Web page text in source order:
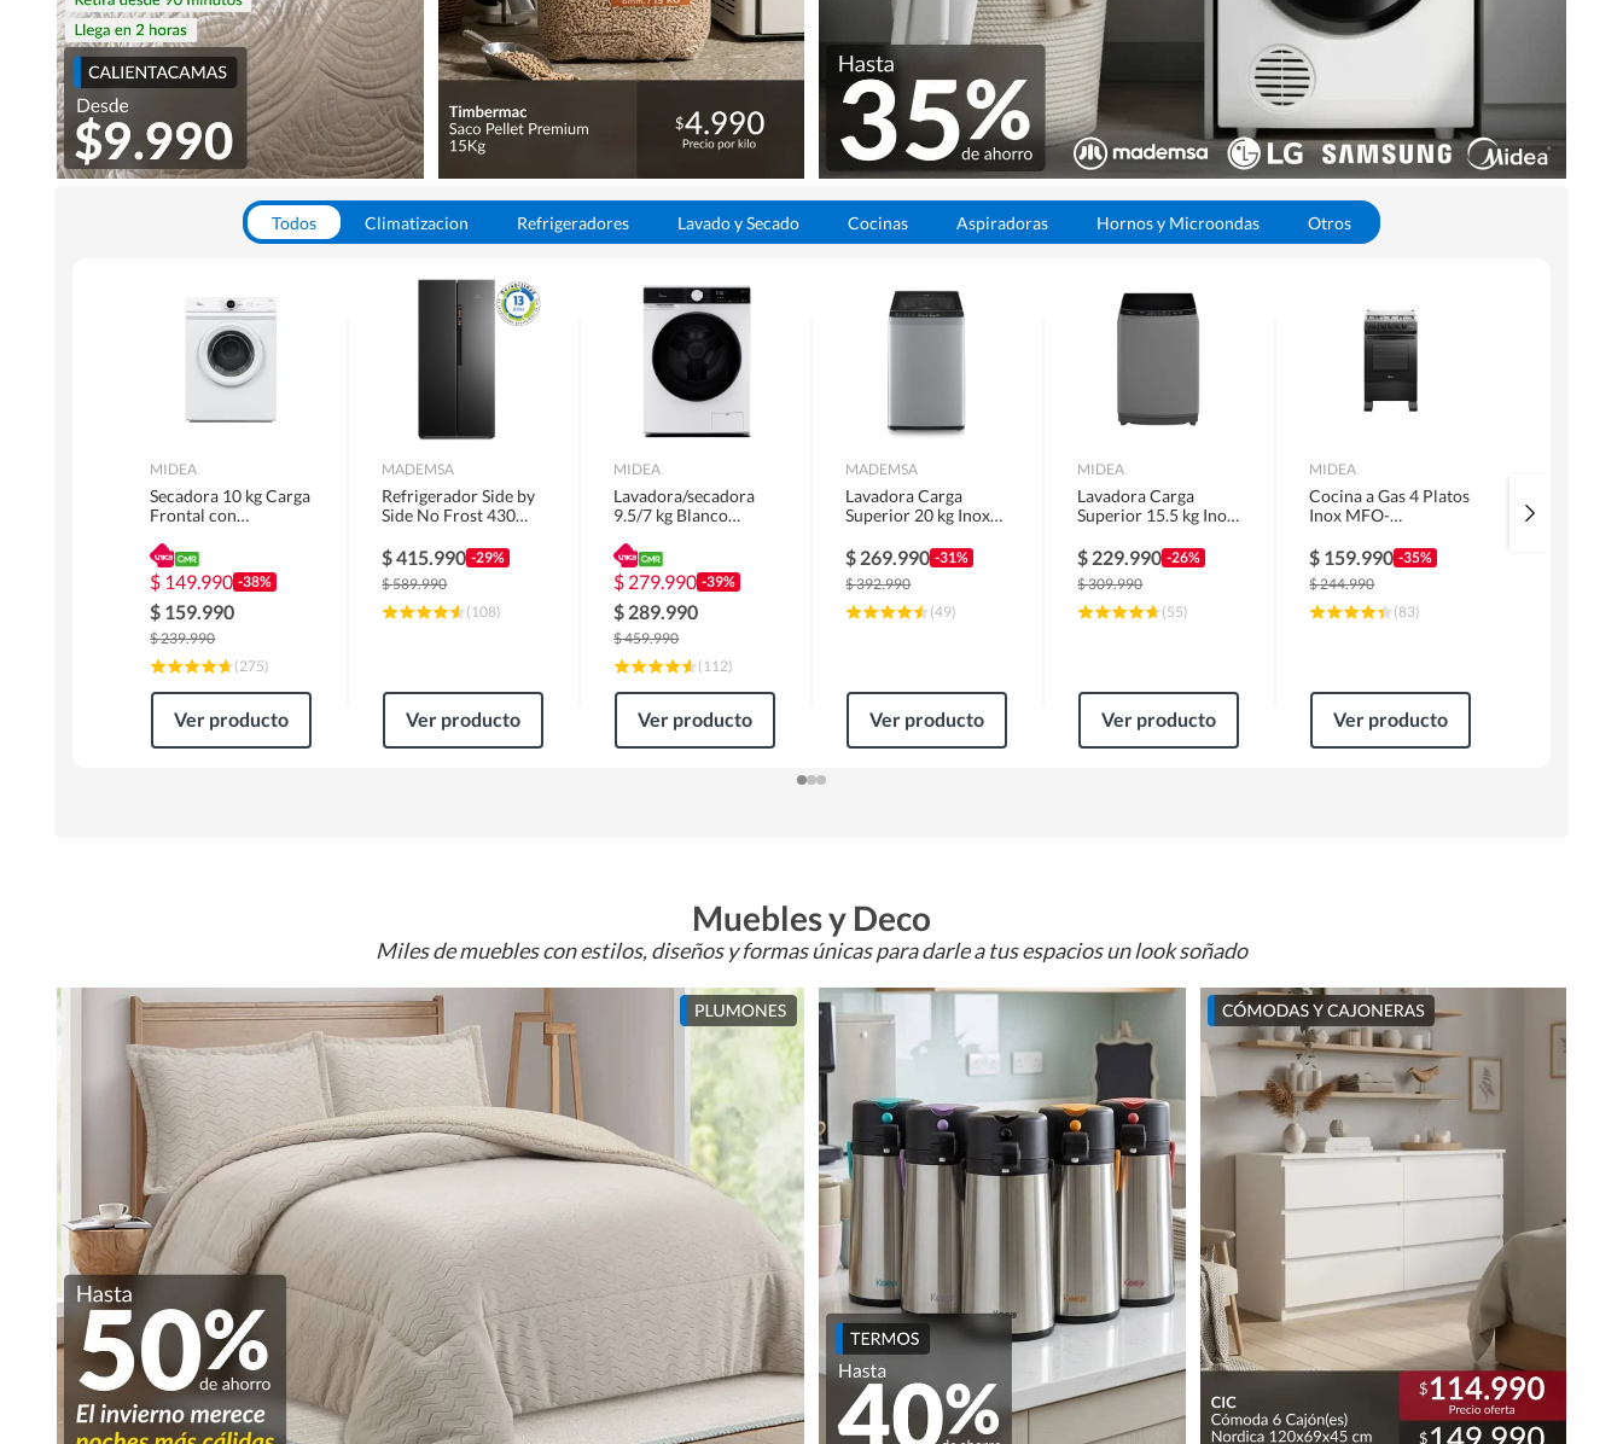
Todos Climatizacion Refrigeradores Lavado y Secado Cocinas Aspiradoras Hornos y Microondas Otros
MIDEA
Secadora 10 kg Carga
Frontal con
MD100A100/W2
$ 149.990 -38%
$ 159.990
$239.990
(275)
Ver producto
MADEMSA
Refrigerador Side by
Side No Frost 430
MAS430B
$415.990 -29%
$589.990
(108)
Ver producto
MIDEA
Lavadora/secadora
9.5/7 kg Blanco
$ 279.990 -39%
$ 289.990
$459.990
(112)
Ver producto
MADEMSA
Lavadora Carga
Superior 20 kg Inox
$ 269.990 -31%
$392.990
(49)
Ver producto
MIDEA
Lavadora Carga
Superior 15.5 kg Inox
$ 229.990 -26%
$309.990
(55)
Ver producto
MIDEA
Cocina a Gas 4 Platos
Inox MFO-
$ 159.990 -35%
$244.990
(83)
Ver producto
Muebles y Deco
Miles de muebles con estilos, diseños y formas únicas para darle a tus espacios un look soñado